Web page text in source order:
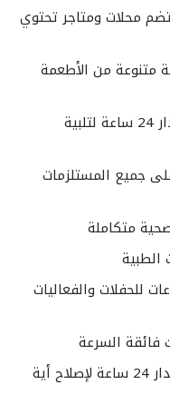
محلات ومتاجر تحتوي
متنوعة من الأطعمة
الصيدليات: صيدليات تعمل على مدار 24 ساعة لتلبية
جميع المستلزمات
متكاملة
للحفلات والفعاليات
فائقة السرعة
فريق الصيانة: صيانة دورية على مدار 24 ساعة لإصلاح أية